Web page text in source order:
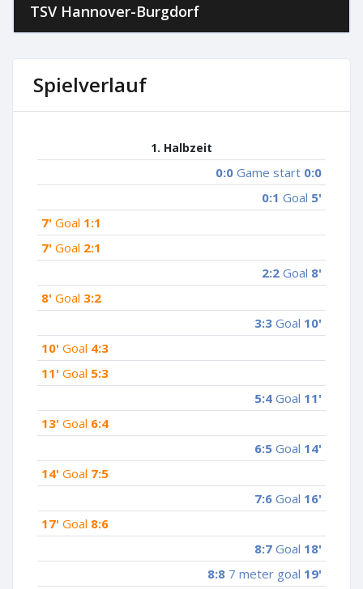
TSV Hannover-Burgdorf
Spielverlauf
1. Halbzeit
0:0 Game start 0:0
0:1 Goal 5'
7' Goal 1:1
7' Goal 2:1
2:2 Goal 8'
8' Goal 3:2
3:3 Goal 10'
10' Goal 4:3
11' Goal 5:3
5:4 Goal 11'
13' Goal 6:4
6:5 Goal 14'
14' Goal 7:5
7:6 Goal 16'
17' Goal 8:6
8:7 Goal 18'
8:8 7 meter goal 19'